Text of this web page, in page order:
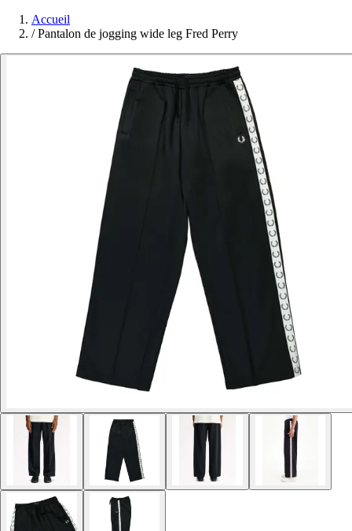
Accueil
/ Pantalon de jogging wide leg Fred Perry